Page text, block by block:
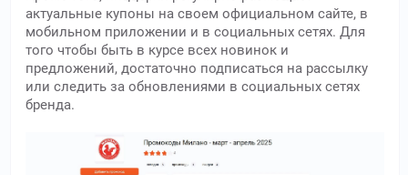
актуальные купоны на своем официальном сайте, в
мобильном приложении и в социальных сетях. Для
того чтобы быть в курсе всех новинок и
предложений, достаточно подписаться на рассылку
или следить за обновлениями в социальных сетях
бренда.